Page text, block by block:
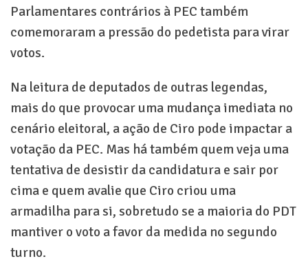
Parlamentares contrários à PEC também
comemoraram a pressão do pedetista para virar
votos.
Na leitura de deputados de outras legendas,
mais do que provocar uma mudança imediata no
cenário eleitoral, a ação de Ciro pode impactar a
votação da PEC. Mas há também quem veja uma
tentativa de desistir da candidatura e sair por
cima e quem avalie que Ciro criou uma
armadilha para si, sobretudo se a maioria do PDT
mantiver o voto a favor da medida no segundo
turno.